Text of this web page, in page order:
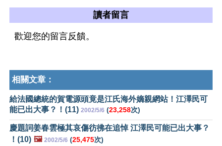
讀者留言
歡迎您的留言反饋。
相關文章：
給法國總統的賀電源頭竟是江氏海外嫡親網站！江澤民可
能已出大事？！(11) 2002/5/6 (23,258次)
慶題詞姜春雲極其哀傷彷彿在追悼 江澤民可能已出大事？
！(10) 🖼️ 2002/5/6 (25,475次)